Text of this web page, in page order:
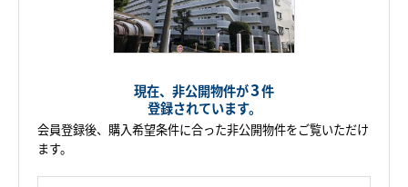
現在、非公開物件が3件
登録されています。
会員登録後、購入希望条件に合った非公開物件をご覧いただけ
ます。